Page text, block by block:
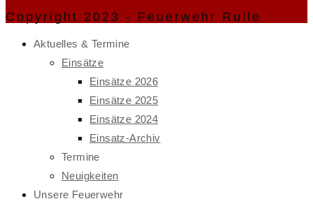
Copyright 2023 - Feuerwehr Rulle
Aktuelles & Termine
Einsätze
Einsätze 2026
Einsätze 2025
Einsätze 2024
Einsatz-Archiv
Termine
Neuigkeiten
Unsere Feuerwehr